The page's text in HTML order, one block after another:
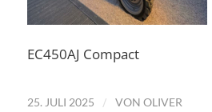
EC450AJ Compact
25. JULI 2025 / VON OLIVER